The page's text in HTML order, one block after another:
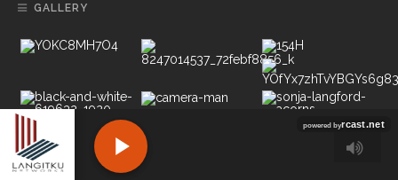
GALLERY
Copyright ©2022 PT LANGITKU MEDIA NETWORKS